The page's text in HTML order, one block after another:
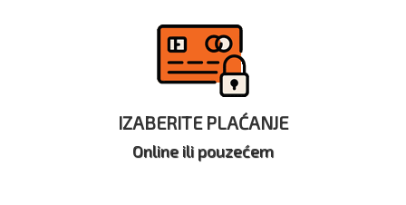
IZABERITE PLAĆANJE
Online ili pouzećem